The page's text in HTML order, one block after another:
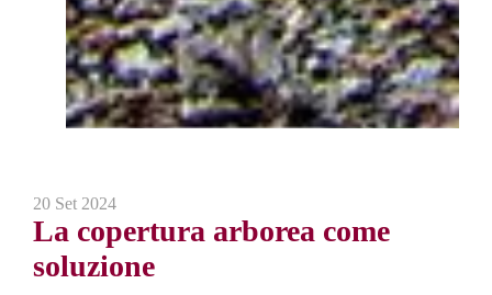
20 Set 2024
La copertura arborea come
soluzione